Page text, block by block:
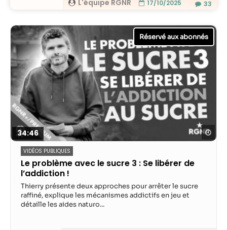
L'équipe RGNR 17/10/2025 33
34:46
VIDÉOS PUBLIQUES
Le problème avec le sucre 3 : Se libérer de
l’addiction !
Thierry présente deux approches pour arrêter le sucre
raffiné, explique les mécanismes addictifs en jeu et
détaille les aides naturo...